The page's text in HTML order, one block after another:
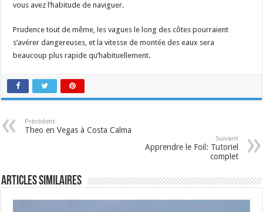
vous avez l’habitude de naviguer.
Prudence tout de même, les vagues le long des côtes pourraient
s’avérer dangereuses, et la vitesse de montée des eaux sera
beaucoup plus rapide qu’habituellement.
Précédent
Theo en Vegas à Costa Calma
Suivant
Apprendre le Foil: Tutoriel
complet
Articles similaires